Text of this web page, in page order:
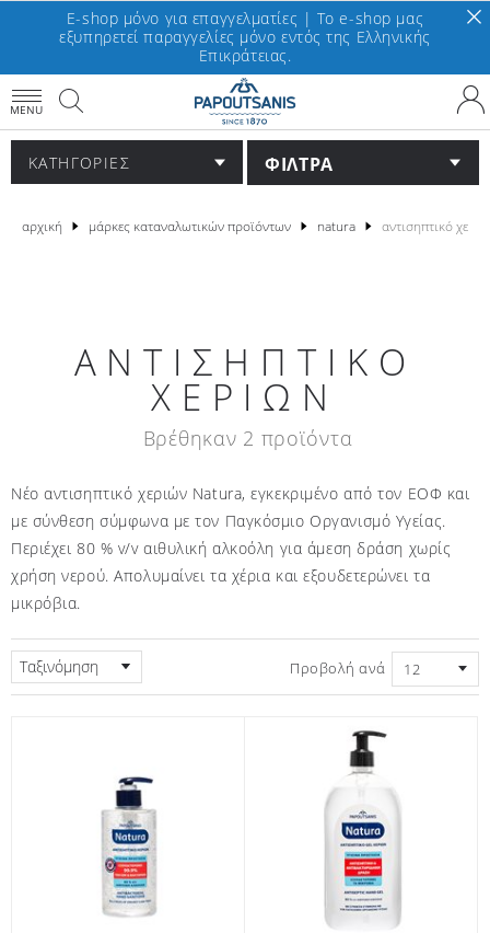
E-shop μόνο για επαγγελματίες | To e-shop μας
εξυπηρετεί παραγγελίες μόνο εντός της Ελληνικής
Επικράτειας.
MENU
ΚΑΤΗΓΟΡΙΕΣ ΦΙΛΤΡΑ
αρχική μάρκες καταναλωτικών προϊόντων natura αντισηπτικό
ΑΝΤΙΣΗΠΤΙΚΌ
ΧΕΡΙΏΝ
Βρέθηκαν 2 προϊόντα
Νέο αντισηπτικό χεριών Natura, εγκεκριμένο από τον ΕΟΦ και
με σύνθεση σύμφωνα με τον Παγκόσμιο Οργανισμό Υγείας.
Περιέχει 80 % v/v αιθυλική αλκοόλη για άμεση δράση χωρίς
χρήση νερού. Απολυμαίνει τα χέρια και εξουδετερώνει τα
μικρόβια.
Ταξινόμηση Προβολή ανά